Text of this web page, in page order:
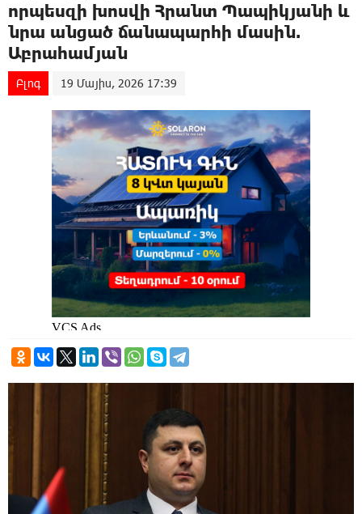
որպեսզի խոսվի Հրանտ Պապիկյանի և
նրա անցած ճանապարհի մասին.
Աբրահամյան
Բլոգ 19 Մայիս, 2026 17:39